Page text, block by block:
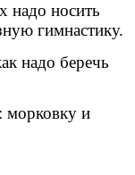
надо носить
гимнастику.
надо беречь
морковку и